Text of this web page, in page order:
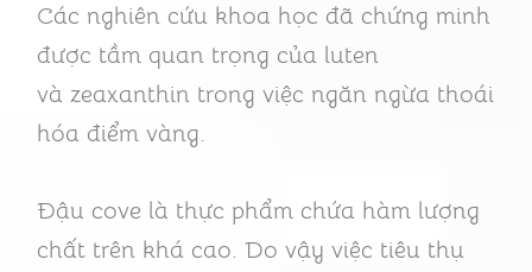
Các nghiên cứu khoa học đã chứng minh
được tầm quan trọng của luten
và zeaxanthin trong việc ngăn ngừa thoái
hóa điểm vàng.
Đậu cove là thực phẩm chứa hàm lượng
chất trên khá cao. Do vậy việc tiêu thụ